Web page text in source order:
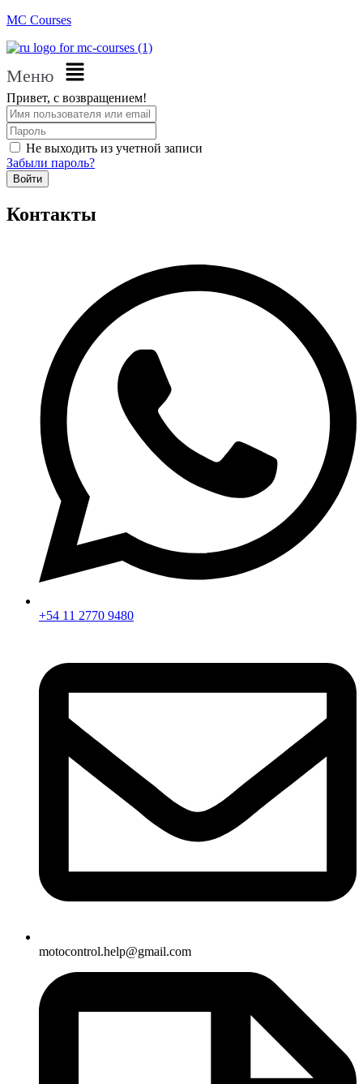
MC Courses
Меню
Привет, с возвращением!
Не выходить из учетной записи
Забыли пароль?
Войти
Контакты
+54 11 2770 9480
motocontrol.help@gmail.com